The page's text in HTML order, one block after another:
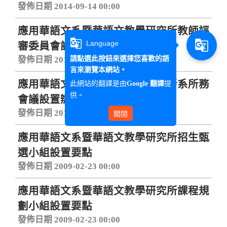
發佈日期 2014-09-14 00:00
應用華語文系暨華語文教學研究所教師評
審委員會設置辦法
發佈日期 2014-09-14 00:00
應用華語文系暨華語文教學研究所系所務
會議設置辦法
發佈日期 2014-09-14 00:00
應用華語文系暨華語文教學研究所招生甄
選小組設置要點
發佈日期 2009-02-23 00:00
應用華語文系暨華語文教學研究所課程規
劃小組設置要點
發佈日期 2009-02-23 00:00
g_translate Language
請點選此按鈕來選擇您喜歡的語
言來瀏覽本網站。
此網站的翻譯是由Google 翻譯提
供。
關閉
g_translate